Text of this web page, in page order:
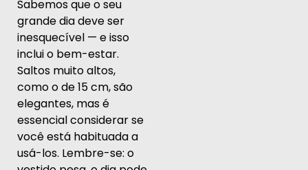
Sabemos que o seu
grande dia deve ser
inesquecível — e isso
inclui o bem-estar.
Saltos muito altos,
como o de 15 cm, são
elegantes, mas é
essencial considerar se
você está habituada a
usá-los. Lembre-se: o